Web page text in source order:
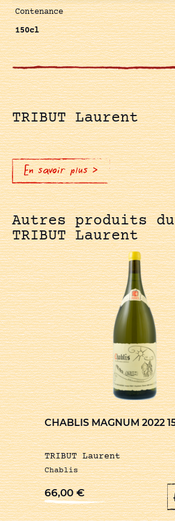
Contenance
150cl
TRIBUT Laurent
En savoir plus >
Autres produits du
TRIBUT Laurent
CHABLIS MAGNUM 2022
TRIBUT Laurent
Chablis
66,00€